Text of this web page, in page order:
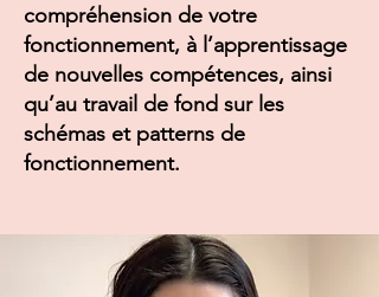
compréhension de votre
fonctionnement, à l’apprentissage
de nouvelles compétences, ainsi
qu’au travail de fond sur les
schémas et patterns de
fonctionnement.